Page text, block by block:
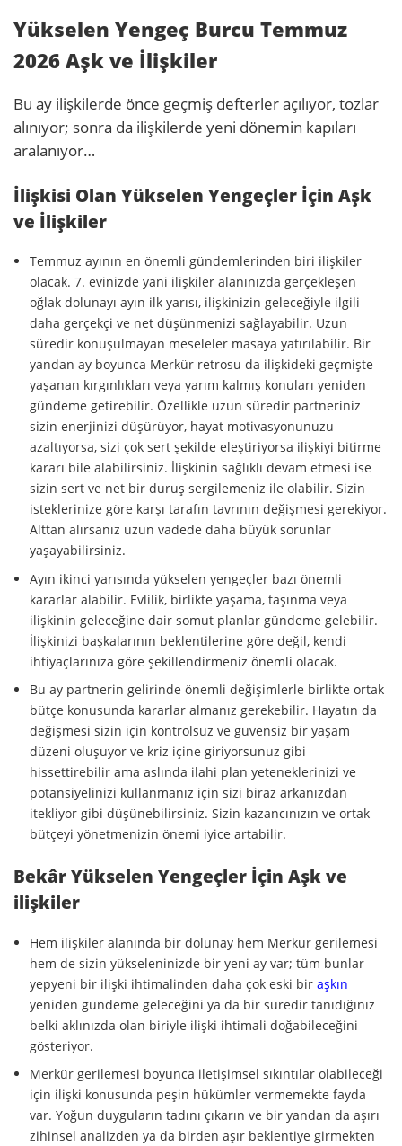
Yükselen Yengeç Burcu Temmuz
2026 Aşk ve İlişkiler
Bu ay ilişkilerde önce geçmiş defterler açılıyor, tozlar
alınıyor; sonra da ilişkilerde yeni dönemin kapıları
aralanıyor…
İlişkisi Olan Yükselen Yengeçler İçin Aşk
ve İlişkiler
Temmuz ayının en önemli gündemlerinden biri ilişkiler
olacak. 7. evinizde yani ilişkiler alanınızda gerçekleşen
oğlak dolunayı ayın ilk yarısı, ilişkinizin geleceğiyle ilgili
daha gerçekçi ve net düşünmenizi sağlayabilir. Uzun
süredir konuşulmayan meseleler masaya yatırılabilir. Bir
yandan ay boyunca Merkür retrosu da ilişkideki geçmişte
yaşanan kırgınlıkları veya yarım kalmış konuları yeniden
gündeme getirebilir. Özellikle uzun süredir partneriniz
sizin enerjinizi düşürüyor, hayat motivasyonunuzu
azaltıyorsa, sizi çok sert şekilde eleştiriyorsa ilişkiyi bitirme
kararı bile alabilirsiniz. İlişkinin sağlıklı devam etmesi ise
sizin sert ve net bir duruş sergilemeniz ile olabilir. Sizin
isteklerinize göre karşı tarafın tavrının değişmesi gerekiyor.
Alttan alırsanız uzun vadede daha büyük sorunlar
yaşayabilirsiniz.
Ayın ikinci yarısında yükselen yengeçler bazı önemli
kararlar alabilir. Evlilik, birlikte yaşama, taşınma veya
ilişkinin geleceğine dair somut planlar gündeme gelebilir.
İlişkinizi başkalarının beklentilerine göre değil, kendi
ihtiyaçlarınıza göre şekillendirmeniz önemli olacak.
Bu ay partnerin gelirinde önemli değişimlerle birlikte ortak
bütçe konusunda kararlar almanız gerekebilir. Hayatın da
değişmesi sizin için kontrolsüz ve güvensiz bir yaşam
düzeni oluşuyor ve kriz içine giriyorsunuz gibi
hissettirebilir ama aslında ilahi plan yeteneklerinizi ve
potansiyelinizi kullanmanız için sizi biraz arkanızdan
itekliyor gibi düşünebilirsiniz. Sizin kazancınızın ve ortak
bütçeyi yönetmenizin önemi iyice artabilir.
Bekâr Yükselen Yengeçler İçin Aşk ve
ilişkiler
Hem ilişkiler alanında bir dolunay hem Merkür gerilemesi
hem de sizin yükseleninizde bir yeni ay var; tüm bunlar
yepyeni bir ilişki ihtimalinden daha çok eski biraşkın
yeniden gündeme geleceğini ya da bir süredir tanıdığınız
belki aklınızda olan biriyle ilişki ihtimali doğabileceğini
gösteriyor.
Merkür gerilemesi boyunca iletişimsel sıkıntılar olabileceği
için ilişki konusunda peşin hükümler vermemekte fayda
var. Yoğun duyguların tadını çıkarın ve bir yandan da aşırı
zihinsel analizden ya da birden aşır beklentiye girmekten